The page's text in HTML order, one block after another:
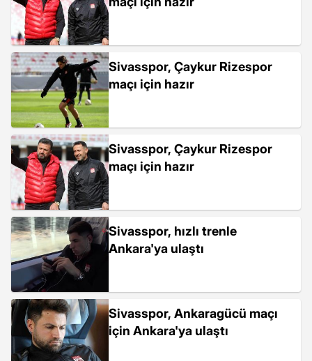
Sivasspor, Çaykur Rizespor
maçı için hazır
Sivasspor, Çaykur Rizespor
maçı için hazır
Sivasspor, hızlı trenle
Ankara'ya ulaştı
Sivasspor, Ankaragücü maçı
için Ankara'ya ulaştı